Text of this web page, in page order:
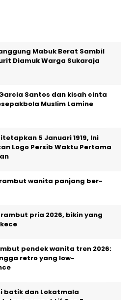
Mabuk Berat Sambil
Diamuk Warga Sukaraja
Santos dan kisah cinta
Muslim Lamine
5 Januari 1919, Ini
Logo Persib Waktu Pertama
rambut wanita panjang ber-
rambut pria 2026, bikin yang
pendek wanita tren 2026:
retro yang low-
batik dan Lokatmala